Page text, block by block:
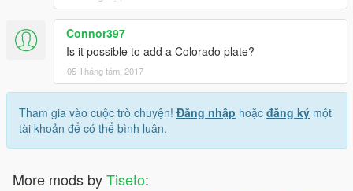
Connor397
Is it possible to add a Colorado plate?
05 Tháng tám, 2017
Tham gia vào cuộc trò chuyện! Đăng nhập hoặc đăng ký một
tài khoản để có thể bình luận.
More mods byTiseto: